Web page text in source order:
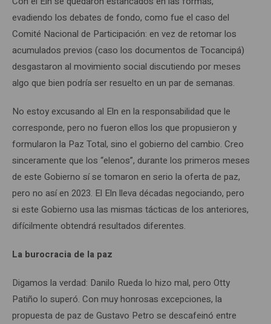
evadiendo los debates de fondo, como fue el caso del
Comité Nacional de Participación: en vez de retomar los
acumulados previos (caso los documentos de Tocancipá)
desgastaron al movimiento social discutiendo por meses
algo que bien podría ser resuelto en un par de semanas.
No estoy excusando al Eln en la responsabilidad que le
corresponde, pero no fueron ellos los que propusieron y
formularon la Paz Total, sino el gobierno del cambio. Creo
sinceramente que los “elenos”, durante los primeros meses
de este Gobierno sí se tomaron en serio la oferta de paz,
pero no así en 2023. El Eln lleva décadas negociando, pero
si este Gobierno usa las mismas tácticas de los anteriores,
difícilmente obtendrá resultados diferentes.
La burocracia de la paz
Digamos la verdad: Danilo Rueda lo hizo mal, pero Otty
Patiño lo superó. Con muy honrosas excepciones, la
propuesta de paz de Gustavo Petro se descafeinó entre